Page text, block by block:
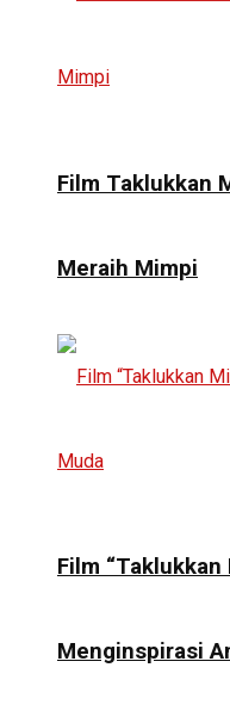
Film Taklukkan
Meraih Mimpi
Film
Menginspirasi